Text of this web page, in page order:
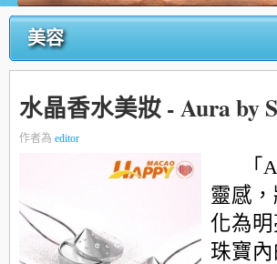
美容
水晶香水美妝 - Aura by
作者為 editor
靈感
化為
珠寶